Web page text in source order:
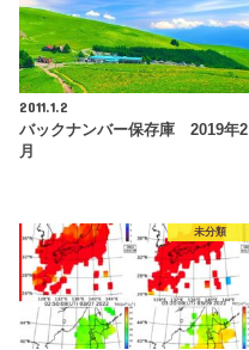
2011.1.2
バックナンバー保存庫 2019年2
月
未分類